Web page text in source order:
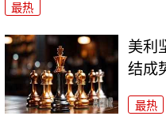
最热
美利
结成
最热